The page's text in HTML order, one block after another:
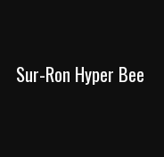
Sur-Ron Hyper Bee